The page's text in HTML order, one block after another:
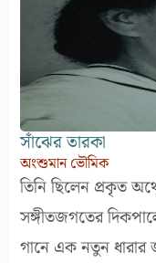
সাঁঝের তারকা
অংশুমান ভৌমিক
তিনি ছিলেন প্রকৃত
সঙ্গীতজগতের
গানে এক নতুন ধারার